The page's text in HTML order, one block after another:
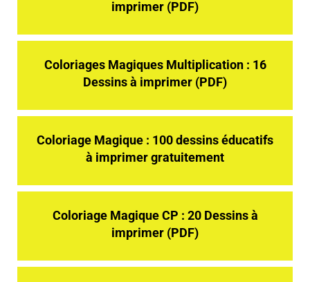
imprimer (PDF)
Coloriages Magiques Multiplication : 16
Dessins à imprimer (PDF)
Coloriage Magique : 100 dessins éducatifs
à imprimer gratuitement
Coloriage Magique CP : 20 Dessins à
imprimer (PDF)